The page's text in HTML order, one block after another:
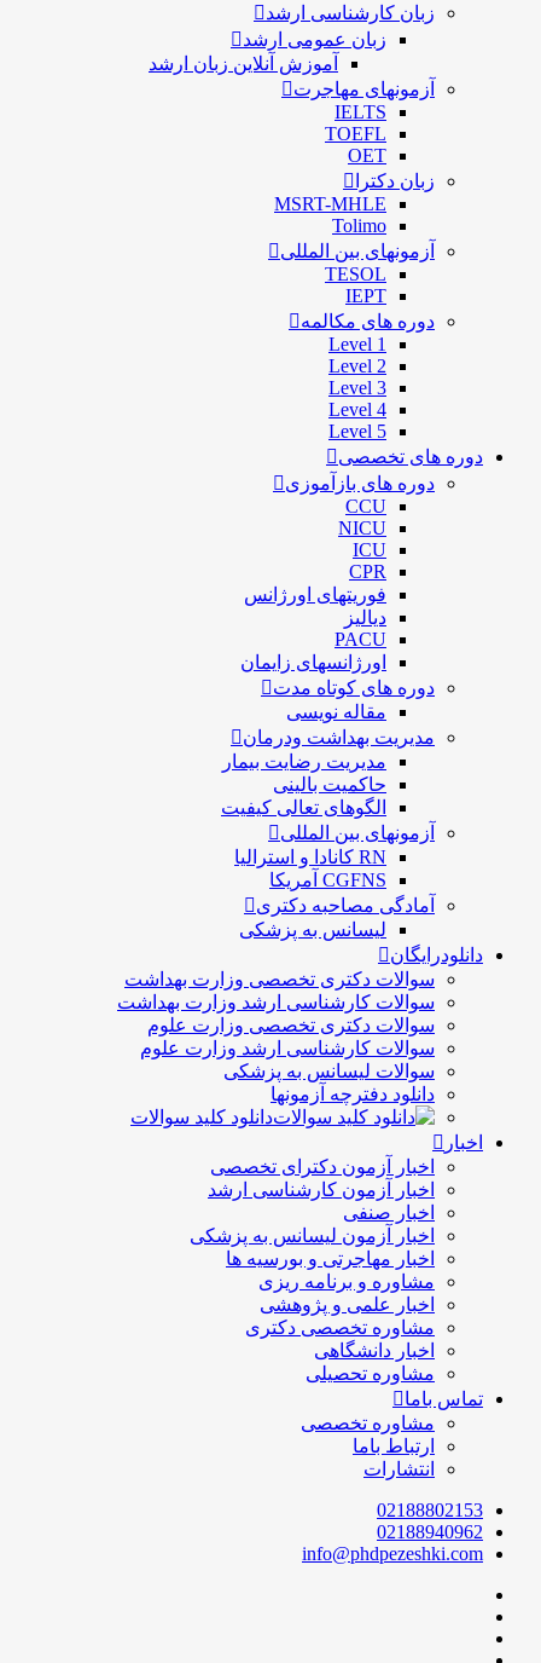
زبان کارشناسی ارشد
زبان عمومی ارشد
آموزش آنلاین زبان ارشد
آزمونهای مهاجرت
IELTS
TOEFL
OET
زبان دکترا
MSRT-MHLE
Tolimo
آزمونهای بین المللی
TESOL
IEPT
دوره های مکالمه
Level 1
Level 2
Level 3
Level 4
Level 5
دوره های تخصصی
دوره های بازآموزی
CCU
NICU
ICU
CPR
فوریتهای اورژانس
دیالیز
PACU
اورژانسهای زایمان
دوره های کوتاه مدت
مقاله نویسی
مدیریت بهداشت ودرمان
مديريت رضايت بيمار
حاكميت بالينی
الگوهای تعالی کيفيت
آزمونهای بین المللی
RN کانادا و استرالیا
CGFNS آمریکا
آمادگی مصاحبه دکتری
لیسانس به پزشکی
دانلودرایگان
سوالات دکتری تخصصی وزارت بهداشت
سوالات کارشناسی ارشد وزارت بهداشت
سوالات دکتری تخصصی وزارت علوم
سوالات کارشناسی ارشد وزارت علوم
سوالات لیسانس به پزشکی
دانلود دفترچه آزمونها
دانلود کلید سوالات
اخبار
اخبار آزمون دکترای تخصصی
اخبار آزمون کارشناسی ارشد
اخبار صنفی
اخبار آزمون لیسانس به پزشکی
اخبار مهاجرتی و بورسیه ها
مشاوره و برنامه ریزی
اخبار علمی و پژوهشی
مشاوره تخصصی دکتری
اخبار دانشگاهی
مشاوره تحصیلی
تماس باما
مشاوره تخصصی
ارتباط باما
انتشارات
02188802153
02188940962
info@phdpezeshki.com